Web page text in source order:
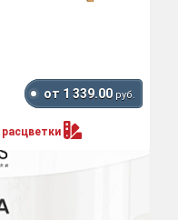
от 1 339.00 руб.
расцветки